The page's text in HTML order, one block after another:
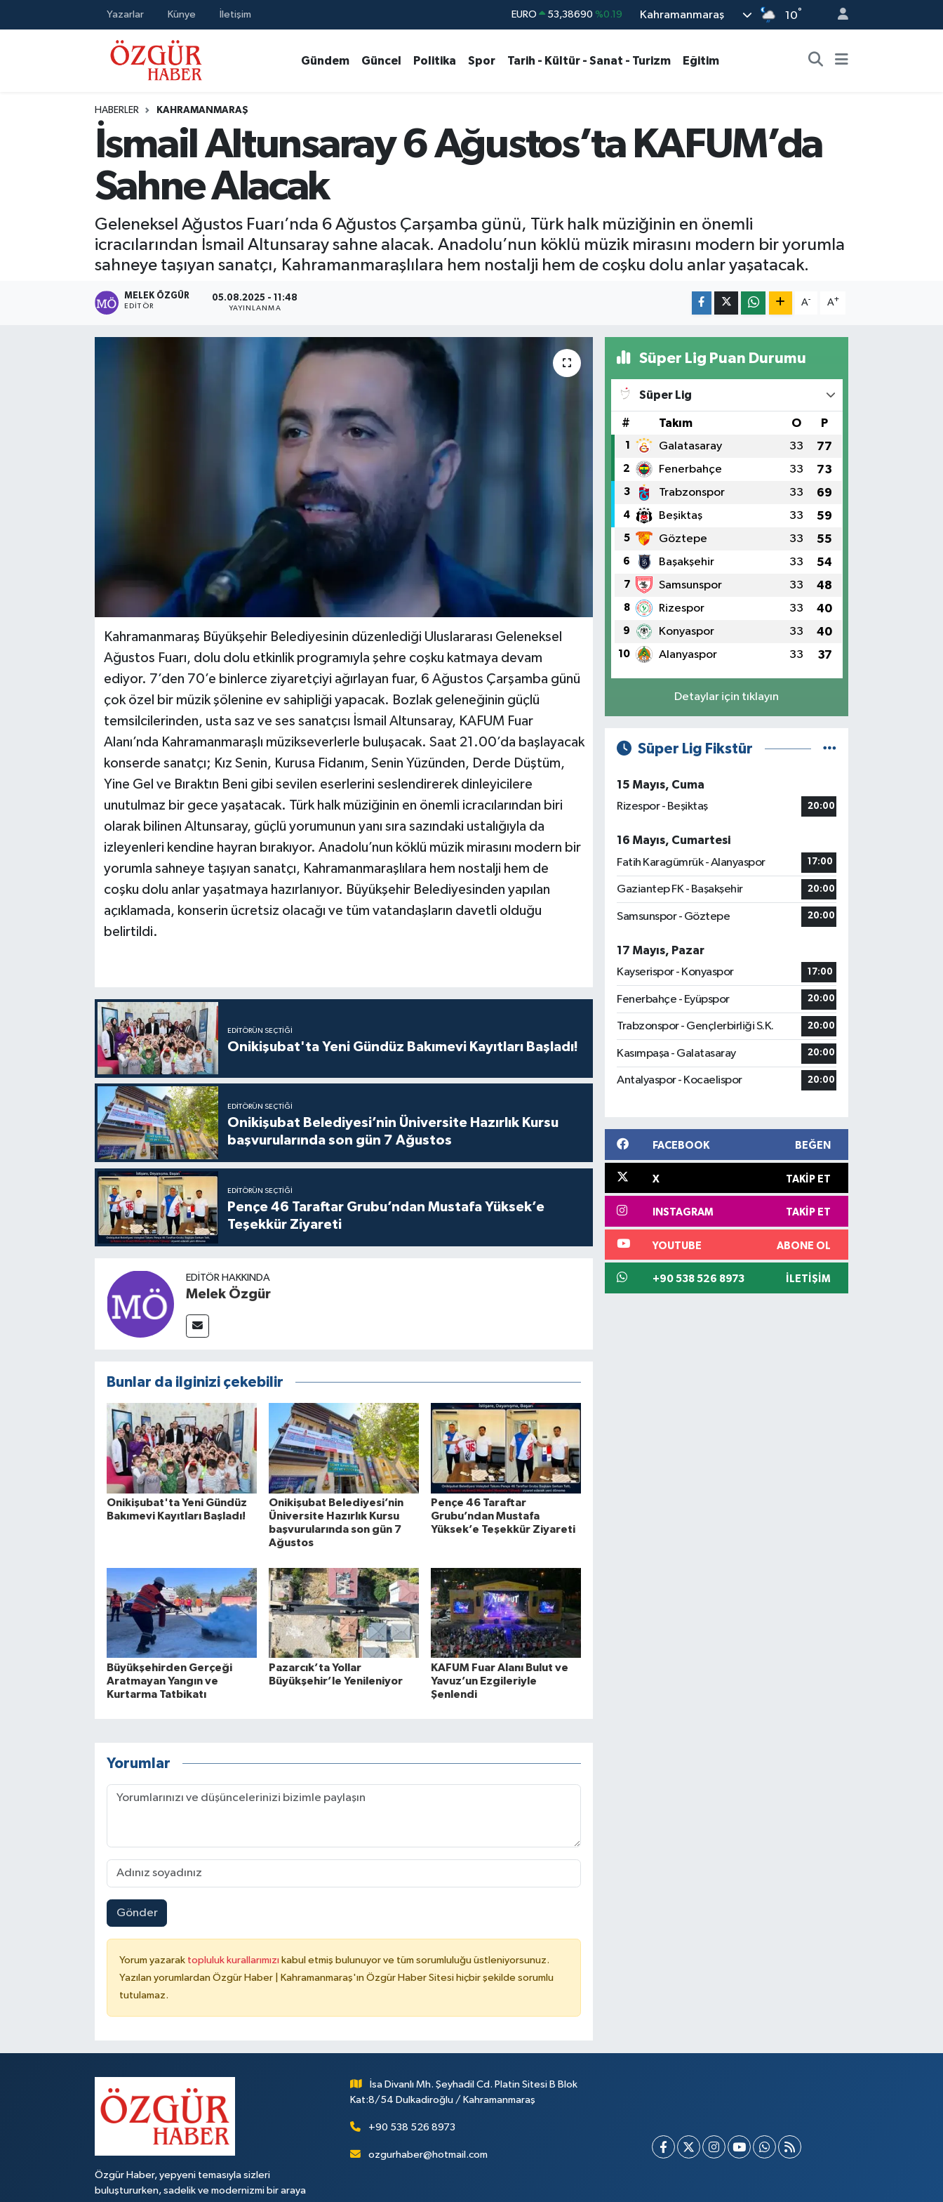
Yazarlar Künye İletişim STERLİN 61,60380 %0.18 Kahramanmaraş 10°
Gündem Güncel Politika Spor Tarih - Kültür - Sanat - Turizm Eğitim
HABERLER KAHRAMANMARAŞ
İsmail Altunsaray 6 Ağustos’ta KAFUM’da
Sahne Alacak
Geleneksel Ağustos Fuarı’nda 6 Ağustos Çarşamba günü, Türk halk müziğinin en önemli
icracılarından İsmail Altunsaray sahne alacak. Anadolu’nun köklü müzik mirasını modern bir yorumla
sahneye taşıyan sanatçı, Kahramanmaraşlılara hem nostalji hem de coşku dolu anlar yaşatacak.
MELEK ÖZGÜR
EDITÖR
05.08.2025 - 11:48
YAYINLANMA
A- A+
Kahramanmaraş Büyükşehir Belediyesinin düzenlediği Uluslararası Geleneksel
Ağustos Fuarı, dolu dolu etkinlik programıyla şehre coşku katmaya devam
ediyor. 7’den 70’e binlerce ziyaretçiyi ağırlayan fuar, 6 Ağustos Çarşamba günü
çok özel bir müzik şölenine ev sahipliği yapacak. Bozlak geleneğinin güçlü
temsilcilerinden, usta saz ve ses sanatçısı İsmail Altunsaray, KAFUM Fuar
Alanı’nda Kahramanmaraşlı müzikseverlerle buluşacak. Saat 21.00’da başlayacak
konserde sanatçı; Kız Senin, Kurusa Fidanım, Senin Yüzünden, Derde Düştüm,
Yine Gel ve Bıraktın Beni gibi sevilen eserlerini seslendirerek dinleyicilere
unutulmaz bir gece yaşatacak. Türk halk müziğinin en önemli icracılarından biri
olarak bilinen Altunsaray, güçlü yorumunun yanı sıra sazındaki ustalığıyla da
izleyenleri kendine hayran bırakıyor. Anadolu’nun köklü müzik mirasını modern bir
yorumla sahneye taşıyan sanatçı, Kahramanmaraşlılara hem nostalji hem de
coşku dolu anlar yaşatmaya hazırlanıyor. Büyükşehir Belediyesinden yapılan
açıklamada, konserin ücretsiz olacağı ve tüm vatandaşların davetli olduğu
belirtildi.
EDITÖRÜN SEÇTIĞI
Onikişubat'ta Yeni Gündüz Bakımevi Kayıtları Başladı!
EDITÖRÜN SEÇTIĞI
Onikişubat Belediyesi’nin Üniversite Hazırlık Kursu
başvurularında son gün 7 Ağustos
EDITÖRÜN SEÇTIĞI
Pençe 46 Taraftar Grubu’ndan Mustafa Yüksek’e
Teşekkür Ziyareti
EDITÖR HAKKINDA
Melek Özgür
Bunlar da ilginizi çekebilir
Onikişubat'ta Yeni Gündüz
Bakımevi Kayıtları Başladı!
Onikişubat Belediyesi’nin
Üniversite Hazırlık Kursu
başvurularında son gün 7
Ağustos
Pençe 46 Taraftar
Grubu’ndan Mustafa
Yüksek’e Teşekkür Ziyareti
Büyükşehirden Gerçeği
Aratmayan Yangın ve
Kurtarma Tatbikatı
Pazarcık’ta Yollar
Büyükşehir’le Yenileniyor
KAFUM Fuar Alanı Bulut ve
Yavuz’un Ezgileriyle
Şenlendi
Yorumlar
Gönder
Yorum yazarak topluluk kurallarımızı kabul etmiş bulunuyor ve tüm sorumluluğu üstleniyorsunuz.
Yazılan yorumlardan Özgür Haber | Kahramanmaraş'ın Özgür Haber Sitesi hiçbir şekilde sorumlu
tutulamaz.
Süper Lig Puan Durumu
Süper Lig
# Takım O P
1 Galatasaray 33 77
2 Fenerbahçe 33 73
3 Trabzonspor 33 69
4 Beşiktaş 33 59
5 Göztepe 33 55
6 Başakşehir 33 54
7 Samsunspor 33 48
8 Rizespor 33 40
9 Konyaspor 33 40
10 Alanyaspor 33 37
Detaylar için tıklayın
Süper Lig Fikstür
15 Mayıs, Cuma
Rizespor - Beşiktaş
20:00
16 Mayıs, Cumartesi
Fatih Karagümrük - Alanyaspor
17:00
Gaziantep FK - Başakşehir 20:00
Samsunspor - Göztepe 20:00
17 Mayıs, Pazar
Kayserispor - Konyaspor
17:00
Fenerbahçe - Eyüpspor 20:00
Trabzonspor - Gençlerbirliği S.K. 20:00
Kasımpaşa - Galatasaray 20:00
Antalyaspor - Kocaelispor 20:00
FACEBOOK BEĞEN
X TAKIP ET
INSTAGRAM TAKIP ET
YOUTUBE ABONE OL
+90 538 526 8973 İLETIŞIM
Özgür Haber, yepyeni temasıyla sizleri
buluştururken, sadelik ve modernizmi bir araya
İsa Divanlı Mh. Şeyhadil Cd. Platin Sitesi B Blok
Kat:8/54 Dulkadiroğlu / Kahramanmaraş
+90 538 526 8973
ozgurhaber@hotmail.com
MODA - GÜZELLİK
Nöbetçi Eczaneler
Namaz Vakitleri
Trafik Durumu
Süper Lig Puan Durumu ve Fikstür
Tüm Manşetler
Son Dakika Haberleri
Haber Arşivi